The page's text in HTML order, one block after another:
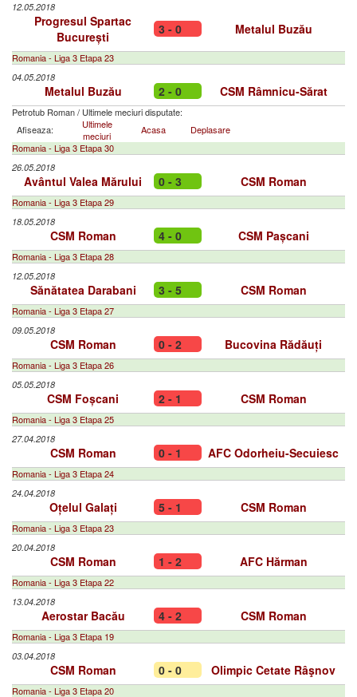
12.05.2018
Progresul Spartac
București
3 - 0 Metalul Buzău
Romania - Liga 3 Etapa 23
04.05.2018
Metalul Buzău 2 - 0 CSM Râmnicu-Sărat
Petrotub Roman/ Ultimele meciuri disputate:
Afiseaza:
Ultimele
meciuri
Acasa
Deplasare
Romania - Liga 3 Etapa 30
26.05.2018
Avântul Valea Mărului 0 - 3 CSM Roman
Romania - Liga 3 Etapa 29
18.05.2018
CSM Roman 4 - 0 CSM Pașcani
Romania - Liga 3 Etapa 28
12.05.2018
Sănătatea Darabani 3 - 5 CSM Roman
Romania - Liga 3 Etapa 27
09.05.2018
CSM Roman 0 - 2 Bucovina Rădăuți
Romania - Liga 3 Etapa 26
05.05.2018
CSM Foșcani 2 - 1 CSM Roman
Romania - Liga 3 Etapa 25
27.04.2018
CSM Roman 0 - 1 AFC Odorheiu-Secuiesc
Romania - Liga 3 Etapa 24
24.04.2018
Oțelul Galați 5 - 1 CSM Roman
Romania - Liga 3 Etapa 23
20.04.2018
CSM Roman 1 - 2 AFC Hărman
Romania - Liga 3 Etapa 22
13.04.2018
Aerostar Bacău 4 - 2 CSM Roman
Romania - Liga 3 Etapa 19
03.04.2018
CSM Roman 0 - 0 Olimpic Cetate Râşnov
Romania - Liga 3 Etapa 20